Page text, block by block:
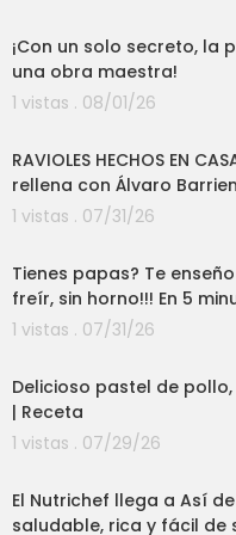
n5ZBdJvjboo
Como hacer
D1bWAslgU
Como hacer
Como hacer
s://youtu.be/
Como hacer
XVkm_ZGIcQQ
Como hacer
u.be/
EIWEXdgnvsg
Como
bWE0FA
Como
Bistec en
EjCNMD8
¡Con un solo secreto, la
una obra maestra!
1 vistas . 08/01/26
RAVIOLES HECHOS EN
rellena con Álvaro
1 vistas . 07/31/26
Tienes papas? Te
freír, sin horno!!! En 5
1 vistas . 07/31/26
Delicioso pastel de
| Receta
1 vistas . 07/29/26
El Nutrichef llega a Así
saludable, rica y fácil de